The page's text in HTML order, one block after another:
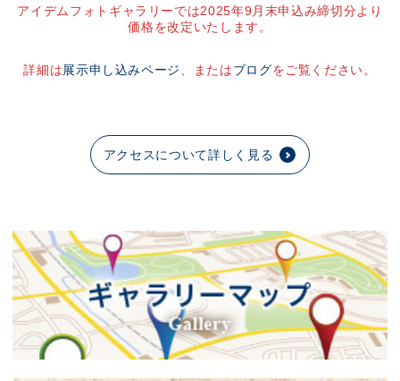
アイデムフォトギャラリーでは2025年9月末申込み締切分より
価格を改定いたします。
詳細は展示申し込みページ、またはブログをご覧ください。
アクセスについて詳しく見る